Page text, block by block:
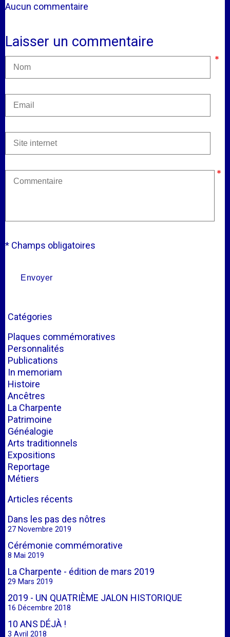
Aucun commentaire
Laisser un commentaire
* Champs obligatoires
Catégories
Plaques commémoratives
Personnalités
Publications
In memoriam
Histoire
Ancêtres
La Charpente
Patrimoine
Généalogie
Arts traditionnels
Expositions
Reportage
Métiers
Articles récents
Dans les pas des nôtres
27 Novembre 2019
Cérémonie commémorative
8 Mai 2019
La Charpente - édition de mars 2019
29 Mars 2019
2019 - UN QUATRIÈME JALON HISTORIQUE
16 Décembre 2018
10 ANS DÉJÀ !
3 Avril 2018